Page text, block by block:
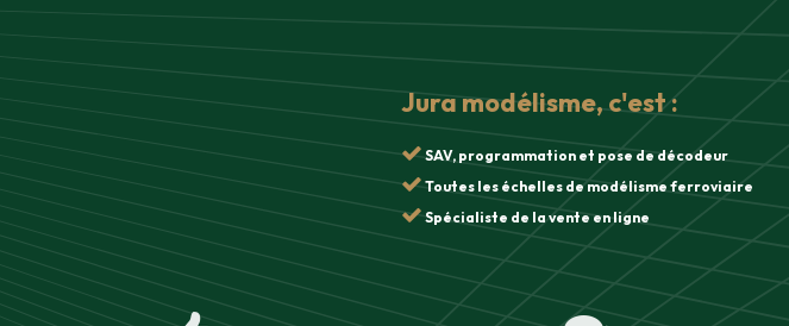
Jura modélisme, c'est :
SAV, programmation et pose de décodeur
Toutes les échelles de modélisme ferroviaire
Spécialiste de la vente en ligne